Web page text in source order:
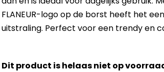
FLANEUR-logo op de borst heeft het
uitstraling. Perfect voor een trendy en
Dit product is helaas niet op